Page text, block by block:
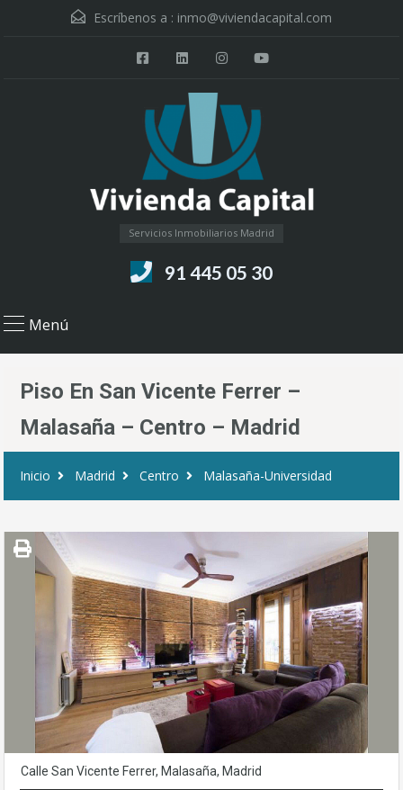
Escríbenos a : inmo@viviendacapital.com
Servicios Inmobiliarios Madrid
91 445 05 30
Menú
Piso En San Vicente Ferrer –
Malasaña – Centro – Madrid
Inicio Madrid Centro Malasaña-Universidad
Calle San Vicente Ferrer, Malasaña, Madrid